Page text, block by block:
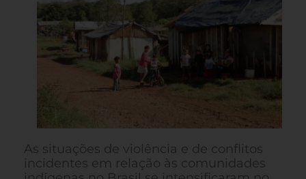
As situações de violência e de conflitos
incidentes em relação às comunidades